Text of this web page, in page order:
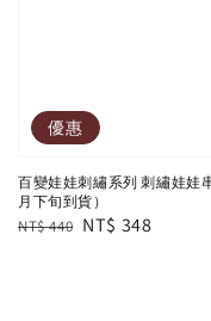
優惠
百變娃娃刺繡系列 刺繡娃娃
月下旬到貨）
Regular
NT$ 440 Sale
NT$ 348